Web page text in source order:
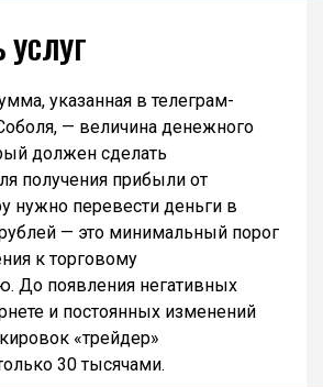
УСЛУГ
указанная в телеграм-
— величина денежного
должен сделать
получения прибыли от
нужно перевести деньги в
— это минимальный порог
к торговому
До появления негативных
и постоянных изменений
«трейдер»
30 тысячами.